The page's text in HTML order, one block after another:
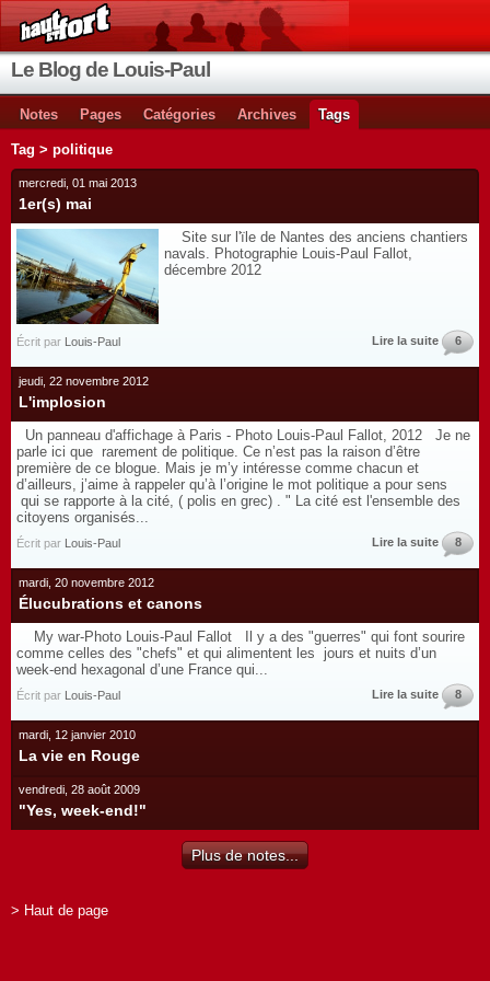
Le Blog de Louis-Paul
Notes Pages Catégories Archives Tags
Tag > politique
mercredi, 01 mai 2013
1er(s) mai
Site sur l'ïle de Nantes des anciens chantiers
navals. Photographie Louis-Paul Fallot,
décembre 2012
Écrit par Louis-Paul Lire la suite 6
jeudi, 22 novembre 2012
L'implosion
Un panneau d'affichage à Paris - Photo Louis-Paul Fallot, 2012 Je ne
parle ici que rarement de politique. Ce n’est pas la raison d’être
première de ce blogue. Mais je m’y intéresse comme chacun et
d’ailleurs, j’aime à rappeler qu’à l’origine le mot politique a pour sens
qui se rapporte à la cité, ( polis en grec) . " La cité est l'ensemble des
citoyens organisés...
Écrit par Louis-Paul Lire la suite 8
mardi, 20 novembre 2012
Élucubrations et canons
My war-Photo Louis-Paul Fallot Il y a des "guerres" qui font sourire
comme celles des "chefs" et qui alimentent les jours et nuits d’un
week-end hexagonal d’une France qui...
Écrit par Louis-Paul Lire la suite 8
mardi, 12 janvier 2010
La vie en Rouge
vendredi, 28 août 2009
"Yes, week-end!"
Plus de notes...
> Haut de page